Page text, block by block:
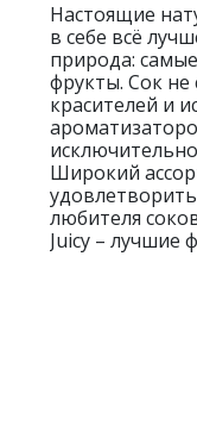
Настоящие
в себе всё
природа:
фрукты. Сок не
красителей и
Широкий
любителя
Juicy – лучшие